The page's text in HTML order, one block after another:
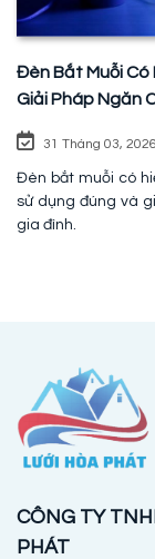
Đèn Bắt Muỗi Có
Giải Pháp Ngăn
31 Tháng 03, 2026
Đèn bắt muỗi có
sử dụng đúng và
gia đình.
CÔNG TY
PHÁT